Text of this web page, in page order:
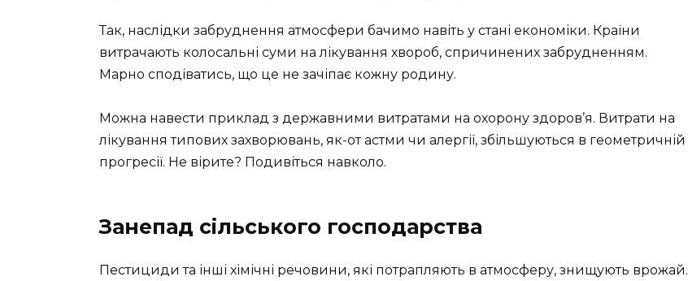
Так, наслідки забруднення атмосфери бачимо навіть у стані економіки. Країни
витрачають колосальні суми на лікування хвороб, спричинених забрудненням.
Марно сподіватись, що це не зачіпає кожну родину.
Можна навести приклад з державними витратами на охорону здоров’я. Витрати на
лікування типових захворювань, як-от астми чи алергії, збільшуються в геометричній
прогресії. Не вірите? Подивіться навколо.
Занепад сільського господарства
Пестициди та інші хімічні речовини, які потрапляють в атмосферу, знищують врожай.